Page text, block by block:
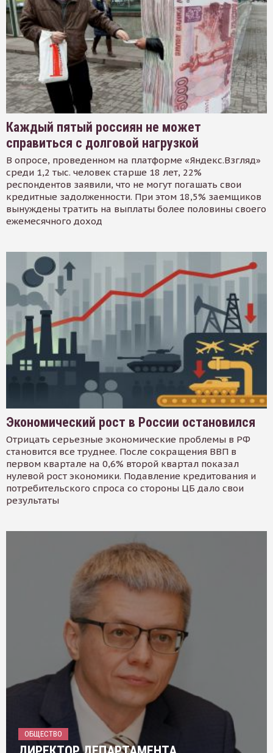
Каждый пятый россиян не может
справиться с долговой нагрузкой
В опросе, проведенном на платформе «Яндекс.Взгляд»
среди 1,2 тыс. человек старше 18 лет, 22%
респондентов заявили, что не могут погашать свои
кредитные задолженности. При этом 18,5% заемщиков
вынуждены тратить на выплаты более половины своего
ежемесячного доход
Экономический рост в России остановился
Отрицать серьезные экономические проблемы в РФ
становится все труднее. После сокращения ВВП в
первом квартале на 0,6% второй квартал показал
нулевой рост экономики. Подавление кредитования и
потребительского спроса со стороны ЦБ дало свои
результаты
ОБЩЕСТВО